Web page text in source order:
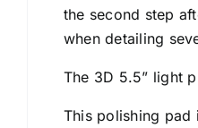
the second step
when detailing
The 3D 5.5” light
This polishing pad